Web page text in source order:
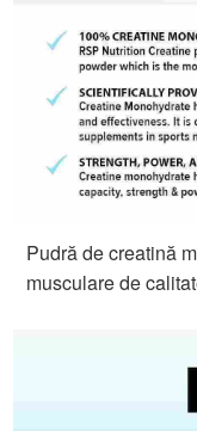
Pudră de creatină
musculare de